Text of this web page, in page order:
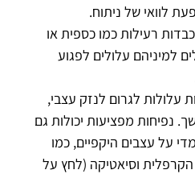
לוואי של ניתוח.
רעילות כמו כספית או
למיניהם עלולים לפגוע
עלולות לגרום לנזק עצבי,
נפיחות מפציעות יכולות גם
על עצבים היקפיים, כמו
וסיאטיקה (לחץ על